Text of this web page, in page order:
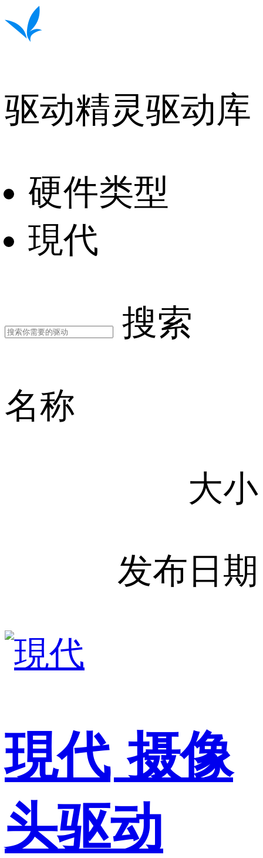
驱动精灵驱动库
硬件类型
現代
搜索
名称
大小
发布日期
現代 摄像
头驱动